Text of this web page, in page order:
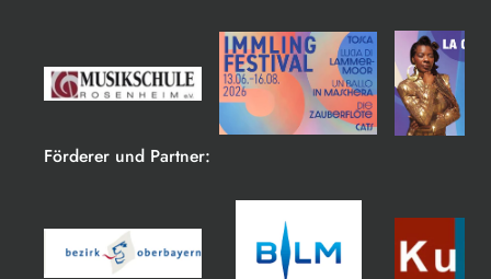
Förderer und Partner: